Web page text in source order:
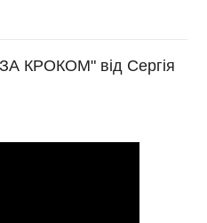
КРОКОМ" від Сергія